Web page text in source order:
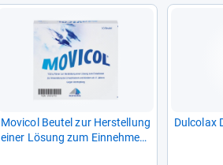
Movi­col Beu­tel zur Her­stel­lung
einer Lösung zum Ein­neh­men
Dul­co­lax